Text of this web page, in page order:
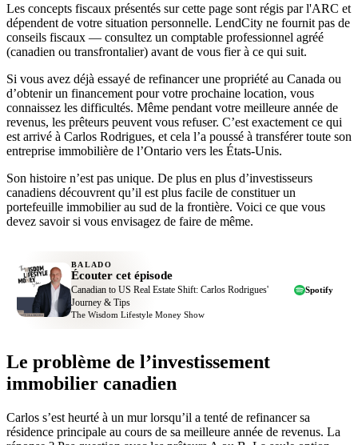
Les concepts fiscaux présentés sur cette page sont régis par l'ARC et
dépendent de votre situation personnelle. LendCity ne fournit pas de
conseils fiscaux — consultez un comptable professionnel agréé
(canadien ou transfrontalier) avant de vous fier à ce qui suit.
Si vous avez déjà essayé de refinancer une propriété au Canada ou
d’obtenir un financement pour votre prochaine location, vous
connaissez les difficultés. Même pendant votre meilleure année de
revenus, les prêteurs peuvent vous refuser. C’est exactement ce qui
est arrivé à Carlos Rodrigues, et cela l’a poussé à transférer toute son
entreprise immobilière de l’Ontario vers les États-Unis.
Son histoire n’est pas unique. De plus en plus d’investisseurs
canadiens découvrent qu’il est plus facile de constituer un
portefeuille immobilier au sud de la frontière. Voici ce que vous
devez savoir si vous envisagez de faire de même.
BALADO
Écouter cet épisode
Canadian to US Real Estate Shift: Carlos Rodrigues'
Journey & Tips
The Wisdom Lifestyle Money Show
Spotify
Le problème de l’investissement
immobilier canadien
Carlos s’est heurté à un mur lorsqu’il a tenté de refinancer sa
résidence principale au cours de sa meilleure année de revenus. La